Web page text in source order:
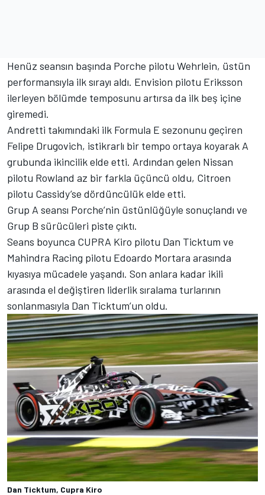
Henüz seansın başında Porche pilotu Wehrlein, üstün
performansıyla ilk sırayı aldı. Envision pilotu Eriksson
ilerleyen bölümde temposunu artırsa da ilk beş içine
giremedi.
Andretti takımındaki ilk Formula E sezonunu geçiren
Felipe Drugovich, istikrarlı bir tempo ortaya koyarak A
grubunda ikincilik elde etti. Ardından gelen Nissan
pilotu Rowland az bir farkla üçüncü oldu, Citroen
pilotu Cassidy’se dördüncülük elde etti.
Grup A seansı Porche’nin üstünlüğüyle sonuçlandı ve
Grup B sürücüleri piste çıktı.
Seans boyunca CUPRA Kiro pilotu Dan Ticktum ve
Mahindra Racing pilotu Edoardo Mortara arasında
kıyasıya mücadele yaşandı. Son anlara kadar ikili
arasında el değiştiren liderlik sıralama turlarının
sonlanmasıyla Dan Ticktum’un oldu.
Dan Ticktum, Cupra Kiro